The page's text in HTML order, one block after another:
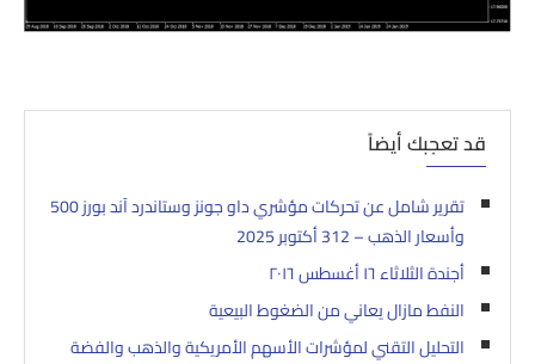
قد تعجبك أيضاً
تقرير شامل عن تحركات مؤشري داو جونز وستاندرد آند بورز 500
وأسعار الذهب – 312 أكتوبر 2025
أجندة الثلاثاء ١٦ أغسطس ٢٠١٦
النفط مازال يعاني من الضغوط البيعية
التحليل التقني لمؤشرات الأسهم الأمريكية والذهب والفضة